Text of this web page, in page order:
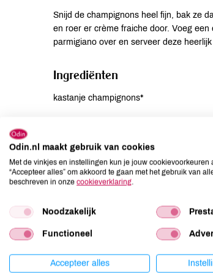
Snijd de champignons heel fijn, bak ze
en roer er crème fraiche door. Voeg
parmigiano over en serveer deze
Ingrediënten
kastanje champignons*
Aardnoten
Ei
niet aanwezig
Gluten
niet aanwezig
niet aanwezig
Mosterd
niet aanwezig
Noten
niet aanwezig
Odin.nl maakt gebruik van cookies
Met de vinkjes en instellingen kun je jouw cookievoorkeuren
“Accepteer alles” om akkoord te gaan met het gebruik van
beschreven in onze cookieverklaring.
Noodzakelijk
Functioneel
Accepteer alles